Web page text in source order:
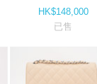
HK$148,000
已售